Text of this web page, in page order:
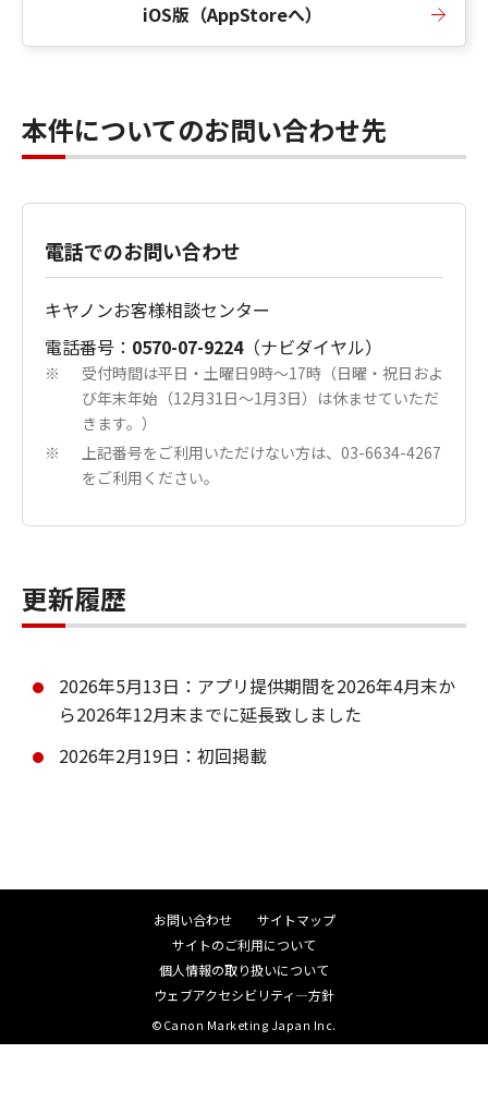
iOS版（AppStoreへ）
本件についてのお問い合わせ先
電話でのお問い合わせ
キヤノンお客様相談センター
電話番号： 0570-07-9224（ナビダイヤル）
※
受付時間は平日・土曜日9時～17時（日曜・祝日およ
び年末年始（12月31日～1月3日）は休ませていただ
きます。）
※
上記番号をご利用いただけない方は、03-6634-4267
をご利用ください。
更新履歴
2026年5月13日：アプリ提供期間を2026年4月末か
ら2026年12月末までに延長致しました
2026年2月19日：初回掲載
お問い合わせ
サイトマップ
サイトのご利用について
個人情報の取り扱いについて
ウェブアクセシビリティ―方針
©Canon Marketing Japan Inc.